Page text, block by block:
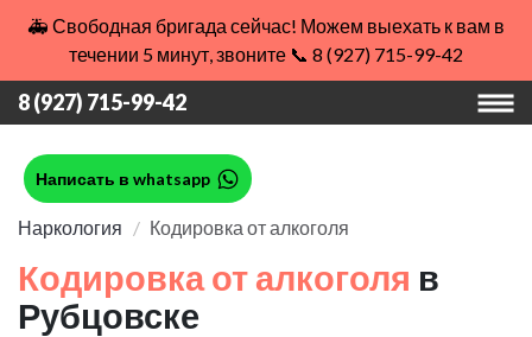
🚑 Свободная бригада сейчас! Можем выехать к вам в
течении 5 минут, звоните 📞 8 (927) 715-99-42
8 (927) 715-99-42
Написать в whatsapp
Наркология Кодировка от алкоголя
Кодировка от алкоголя в
Рубцовске